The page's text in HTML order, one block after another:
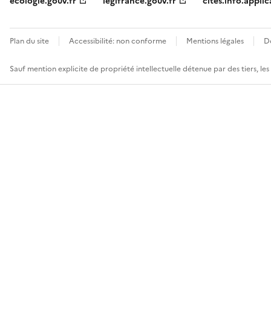
Plan du site Accessibilité: non conforme Mentions légales
Sauf mention explicite de propriété intellectuelle détenue par des tiers,